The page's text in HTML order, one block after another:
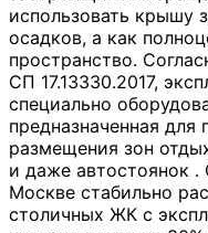
использовать крышу
осадков, а как
пространство.
СП 17.13330.2017,
специально
предназначенная
размещения зон
и даже автостоянок
Москве стабильно
столичных ЖК с